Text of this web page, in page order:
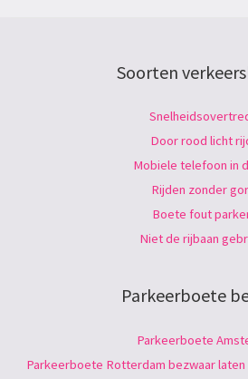
Soorten
Door rood licht
Mobiele telefoon in
Rijden zonder
Boete fout
Niet de rijbaan
Parkeerboete
Parkeerboete
Parkeerboete Rotterdam bezwaar